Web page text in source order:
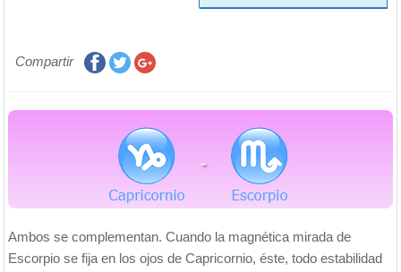
Compartir
-
Ambos se complementan. Cuando la magnética mirada de
Escorpio se fija en los ojos de Capricornio, éste, todo estabilidad